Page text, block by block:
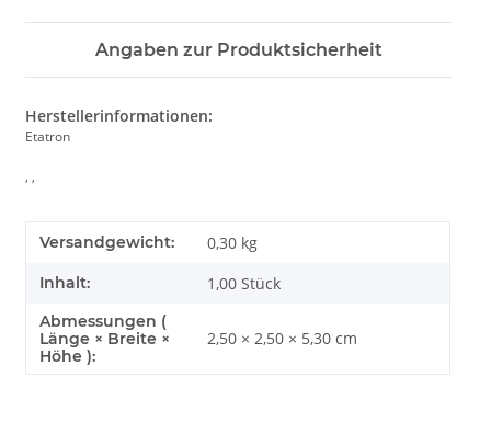
Angaben zur Produktsicherheit
Herstellerinformationen:
Etatron
, ,
Versandgewicht: 0,30 kg
Inhalt: 1,00 Stück
Abmessungen (
Länge × Breite ×
Höhe ):
2,50 × 2,50 × 5,30 cm